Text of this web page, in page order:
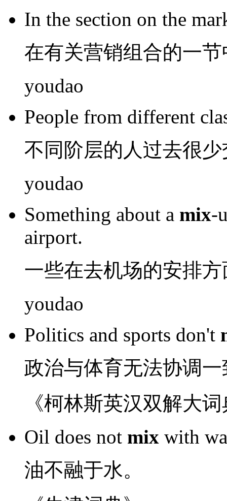
In the section on the
在有关营销组合的一节
youdao
People from different
不同 阶层的 人过去很少
youdao
Something about a mix-
airport.
一些在去机场的安排方
youdao
Politics and sports don't
政治与体育无法协调一
《柯林斯英汉双解大
Oil does not mix with
油不融于水。